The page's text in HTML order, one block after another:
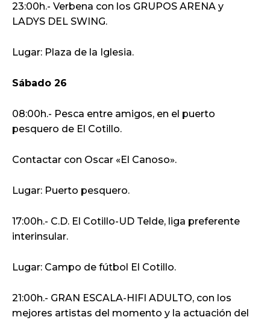
23:00h.- Verbena con los GRUPOS ARENA y
LADYS DEL SWING.
Lugar: Plaza de la Iglesia.
Sábado 26
08:00h.- Pesca entre amigos, en el puerto
pesquero de El Cotillo.
Contactar con Oscar «El Canoso».
Lugar: Puerto pesquero.
17:00h.- C.D. El Cotillo-UD Telde, liga preferente
interinsular.
Lugar: Campo de fútbol El Cotillo.
21:00h.- GRAN ESCALA-HIFI ADULTO, con los
mejores artistas del momento y la actuación del